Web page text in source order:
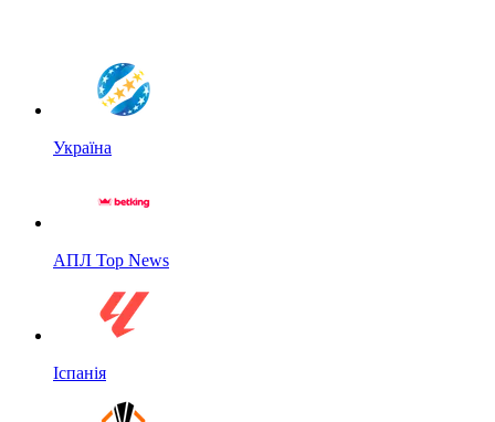
Україна
АПЛ Top News
Іспанія